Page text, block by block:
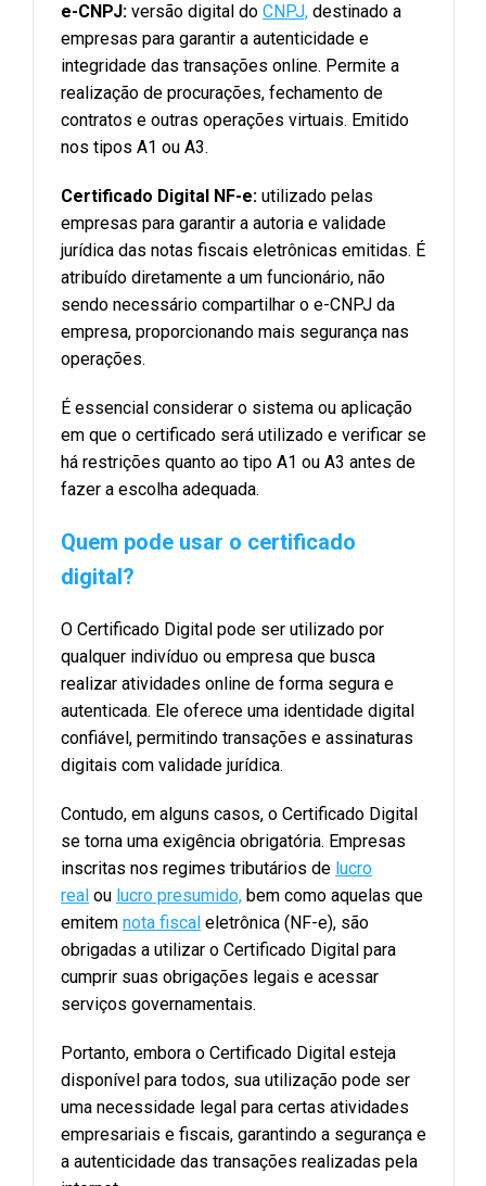
e-CNPJ: versão digital do CNPJ, destinado a
empresas para garantir a autenticidade e
integridade das transações online. Permite a
realização de procurações, fechamento de
contratos e outras operações virtuais. Emitido
nos tipos A1 ou A3.
Certificado Digital NF-e: utilizado pelas
empresas para garantir a autoria e validade
jurídica das notas fiscais eletrônicas emitidas. É
atribuído diretamente a um funcionário, não
sendo necessário compartilhar o e-CNPJ da
empresa, proporcionando mais segurança nas
operações.
É essencial considerar o sistema ou aplicação
em que o certificado será utilizado e verificar se
há restrições quanto ao tipo A1 ou A3 antes de
fazer a escolha adequada.
Quem pode usar o certificado
digital?
O Certificado Digital pode ser utilizado por
qualquer indivíduo ou empresa que busca
realizar atividades online de forma segura e
autenticada. Ele oferece uma identidade digital
confiável, permitindo transações e assinaturas
digitais com validade jurídica.
Contudo, em alguns casos, o Certificado Digital
se torna uma exigência obrigatória. Empresas
inscritas nos regimes tributários de lucro
real ou lucro presumido, bem como aquelas que
emitem nota fiscal eletrônica (NF-e), são
obrigadas a utilizar o Certificado Digital para
cumprir suas obrigações legais e acessar
serviços governamentais.
Portanto, embora o Certificado Digital esteja
disponível para todos, sua utilização pode ser
uma necessidade legal para certas atividades
empresariais e fiscais, garantindo a segurança e
a autenticidade das transações realizadas pela